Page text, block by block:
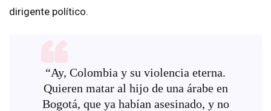
dirigente político.
“Ay, Colombia y su violencia eterna.
Quieren matar al hijo de una árabe en
Bogotá, que ya habían asesinado, y no